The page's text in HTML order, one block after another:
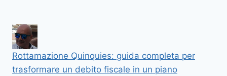
Rottamazione Quinquies: guida completa per
trasformare un debito fiscale in un piano